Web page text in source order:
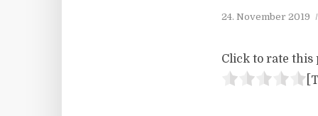
24. November 2019
Click to rate this